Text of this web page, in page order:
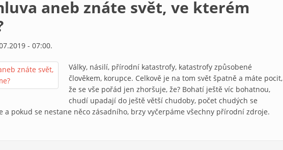
aneb znáte svět, ve kterém
- 07:00.
Války, násilí, přírodní katastrofy, katastrofy způsobené
člověkem, korupce. Celkově je na tom svět špatně a máte pocit,
že se vše pořád jen zhoršuje, že? Bohatí ještě víc bohatnou,
chudí upadají do ještě větší chudoby, počet chudých se
a pokud se nestane něco zásadního, brzy vyčerpáme všechny přírodní zdroje.